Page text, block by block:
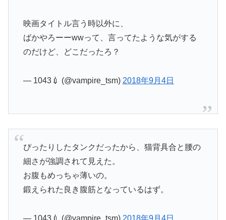
映画タイトル言う時以外に、
ばかやろーーwwって、言ってたような気がする
のだけど、どこだったろ？
— 1043💉 (@vampire_tsm) 2018年9月4日
ぴったりしたタンクだったから、猫背具合と腰の
細さが強調されて見えた。
お腹もめっちゃ薄いの。
鍛えられた良き腹筋となっているはず。